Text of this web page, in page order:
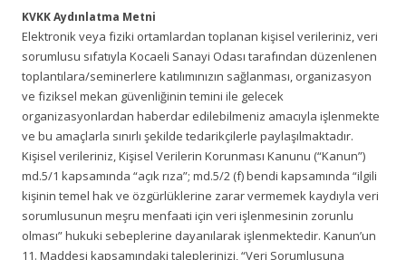
KVKK Aydınlatma Metni
Elektronik veya fiziki ortamlardan toplanan kişisel verileriniz, veri
sorumlusu sıfatıyla Kocaeli Sanayi Odası tarafından düzenlenen
toplantılara/seminerlere katılımınızın sağlanması, organizasyon
ve fiziksel mekan güvenliğinin temini ile gelecek
organizasyonlardan haberdar edilebilmeniz amacıyla işlenmekte
ve bu amaçlarla sınırlı şekilde tedarikçilerle paylaşılmaktadır.
Kişisel verileriniz, Kişisel Verilerin Korunması Kanunu (“Kanun”)
md.5/1 kapsamında “açık rıza”; md.5/2 (f) bendi kapsamında “ilgili
kişinin temel hak ve özgürlüklerine zarar vermemek kaydıyla veri
sorumlusunun meşru menfaati için veri işlenmesinin zorunlu
olması” hukuki sebeplerine dayanılarak işlenmektedir. Kanun’un
11. Maddesi kapsamındaki taleplerinizi, “Veri Sorumlusuna